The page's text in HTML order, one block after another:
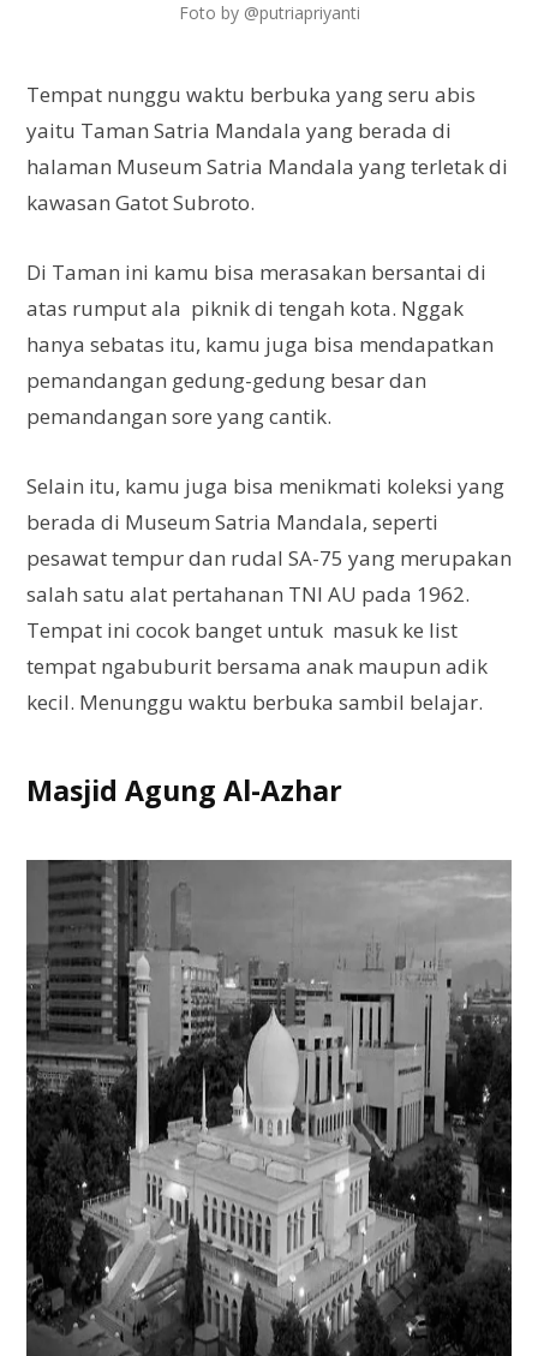
Foto by @putriapriyanti
Tempat nunggu waktu berbuka yang seru abis
yaitu Taman Satria Mandala yang berada di
halaman Museum Satria Mandala yang terletak di
kawasan Gatot Subroto.
Di Taman ini kamu bisa merasakan bersantai di
atas rumput ala piknik di tengah kota. Nggak
hanya sebatas itu, kamu juga bisa mendapatkan
pemandangan gedung-gedung besar dan
pemandangan sore yang cantik.
Selain itu, kamu juga bisa menikmati koleksi yang
berada di Museum Satria Mandala, seperti
pesawat tempur dan rudal SA-75 yang merupakan
salah satu alat pertahanan TNI AU pada 1962.
Tempat ini cocok banget untuk masuk ke list
tempat ngabuburit bersama anak maupun adik
kecil. Menunggu waktu berbuka sambil belajar.
Masjid Agung Al-Azhar